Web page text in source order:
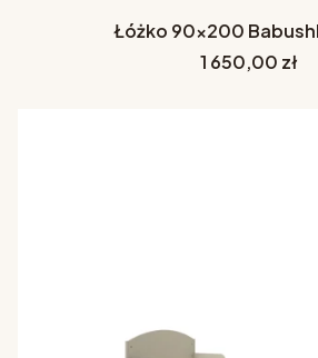
Łóżko 90x200
Cena
1 650,00 zł